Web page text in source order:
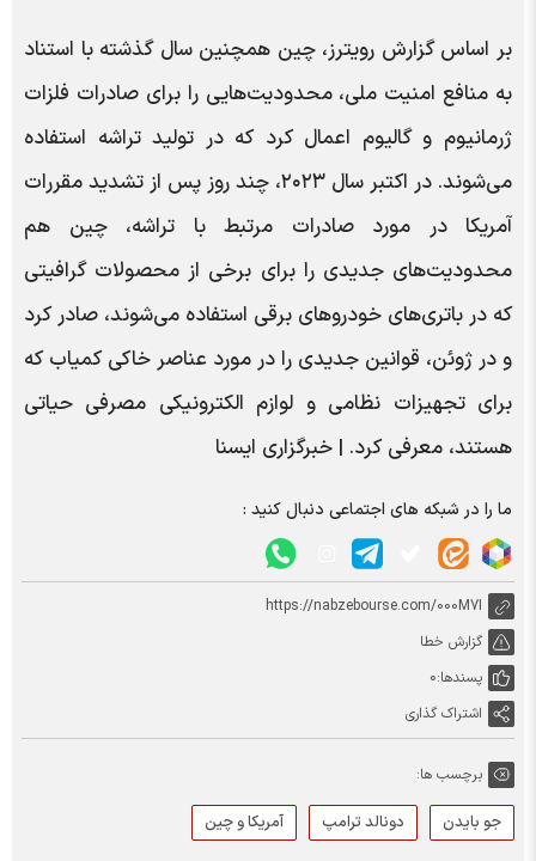
بر اساس گزارش رویترز، چین همچنین سال گذشته با استناد
به منافع امنیت ملی، محدودیت‌هایی را برای صادرات فلزات
ژرمانیوم و گالیوم اعمال کرد که در تولید تراشه استفاده
می‌شوند. در اکتبر سال ۲۰۲۳، چند روز پس از تشدید مقررات
آمریکا در مورد صادرات مرتبط با تراشه، چین هم
محدودیت‌های جدیدی را برای برخی از محصولات گرافیتی
که در باتری‌های خودروهای برقی استفاده می‌شوند، صادر کرد
و در ژوئن، قوانین جدیدی را در مورد عناصر خاکی کمیاب که
برای تجهیزات نظامی و لوازم الکترونیکی مصرفی حیاتی
هستند، معرفی کرد. | خبرگزاری ایسنا
ما را در شبکه های اجتماعی دنبال کنید :
https://nabzebourse.com/000M7I
گزارش خطا
پسندها:0
اشتراک گذاری
برچسب ها:
جو بایدن دونالد ترامپ آمریکا و چین